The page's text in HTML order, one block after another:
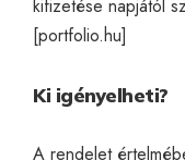
kifizetése napjától
[portfolio.hu]
Ki igényelheti?
A rendelet